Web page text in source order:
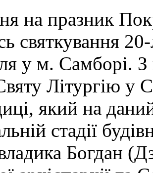
на празник
святкування
у м. Самборі. З
Літургію у
який на
стадії
Богдан